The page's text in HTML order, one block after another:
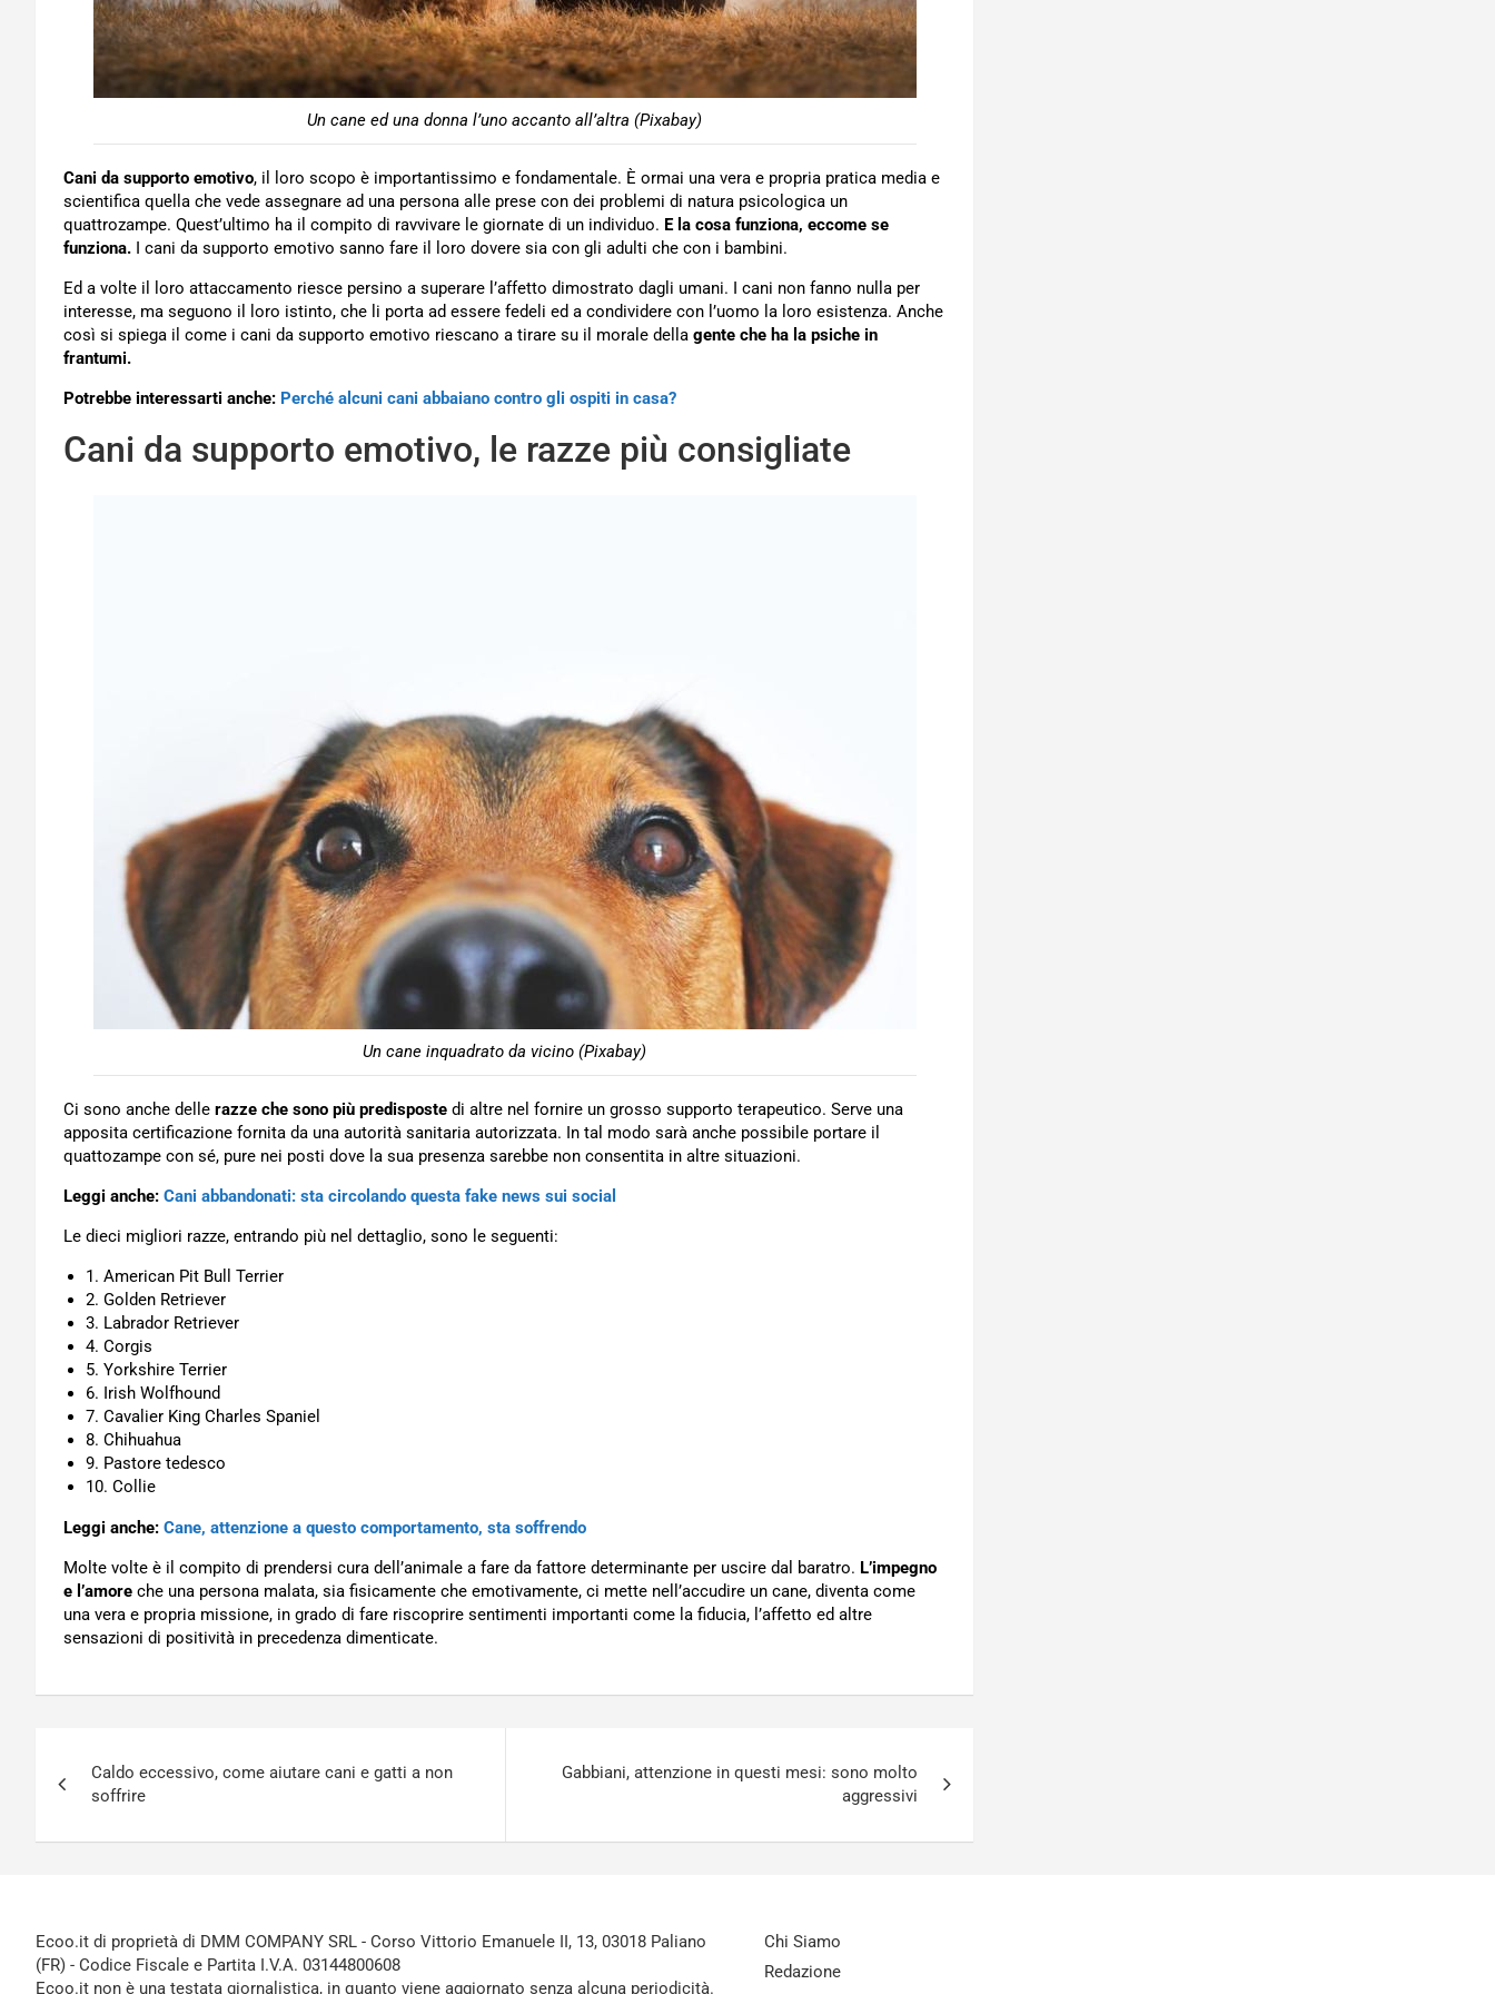
Un cane ed una donna l’uno accanto all’altra (Pixabay)
Cani da supporto emotivo, il loro scopo è importantissimo e fondamentale. È ormai una vera e propria pratica media e
scientifica quella che vede assegnare ad una persona alle prese con dei problemi di natura psicologica un
quattrozampe. Quest’ultimo ha il compito di ravvivare le giornate di un individuo. E la cosa funziona, eccome se
funziona. I cani da supporto emotivo sanno fare il loro dovere sia con gli adulti che con i bambini.
Ed a volte il loro attaccamento riesce persino a superare l’affetto dimostrato dagli umani. I cani non fanno nulla per
interesse, ma seguono il loro istinto, che li porta ad essere fedeli ed a condividere con l’uomo la loro esistenza. Anche
così si spiega il come i cani da supporto emotivo riescano a tirare su il morale della gente che ha la psiche in
frantumi.
Potrebbe interessarti anche: Perché alcuni cani abbaiano contro gli ospiti in casa?
Cani da supporto emotivo, le razze più consigliate
Un cane inquadrato da vicino (Pixabay)
Ci sono anche delle razze che sono più predisposte di altre nel fornire un grosso supporto terapeutico. Serve una
apposita certificazione fornita da una autorità sanitaria autorizzata. In tal modo sarà anche possibile portare il
quattozampe con sé, pure nei posti dove la sua presenza sarebbe non consentita in altre situazioni.
Leggi anche: Cani abbandonati: sta circolando questa fake news sui social
Le dieci migliori razze, entrando più nel dettaglio, sono le seguenti:
1. American Pit Bull Terrier
2. Golden Retriever
3. Labrador Retriever
4. Corgis
5. Yorkshire Terrier
6. Irish Wolfhound
7. Cavalier King Charles Spaniel
8. Chihuahua
9. Pastore tedesco
10. Collie
Leggi anche: Cane, attenzione a questo comportamento, sta soffrendo
Molte volte è il compito di prendersi cura dell’animale a fare da fattore determinante per uscire dal baratro. L’impegno
e l’amore che una persona malata, sia fisicamente che emotivamente, ci mette nell’accudire un cane, diventa come
una vera e propria missione, in grado di fare riscoprire sentimenti importanti come la fiducia, l’affetto ed altre
sensazioni di positività in precedenza dimenticate.
articoli
Caldo eccessivo, come aiutare cani e gatti a non
soffrire
Gabbiani, attenzione in questi mesi: sono molto
aggressivi
Ecoo.it di proprietà di DMM COMPANY SRL - Corso Vittorio Emanuele II, 13, 03018 Paliano
(FR) - Codice Fiscale e Partita I.V.A. 03144800608
Ecoo.it non è una testata giornalistica, in quanto viene aggiornato senza alcuna periodicità.
Chi Siamo
Redazione